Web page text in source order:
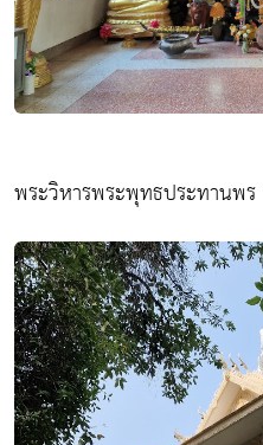
พระวิหารพระพุทธประทานพ